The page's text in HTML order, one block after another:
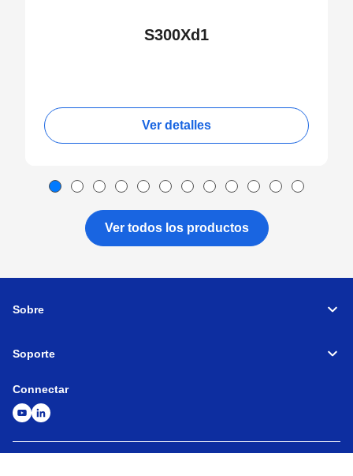
S300Xd1
Ver detalles
Ver todos los productos
Sobre
Soporte
Connectar